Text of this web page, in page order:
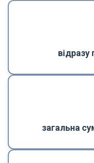
відразу
загальна